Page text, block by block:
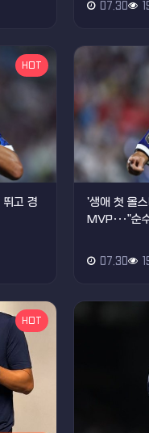
07.30
HOT
고 경
'생애 첫 올
MVP···"순
07.30
HOT